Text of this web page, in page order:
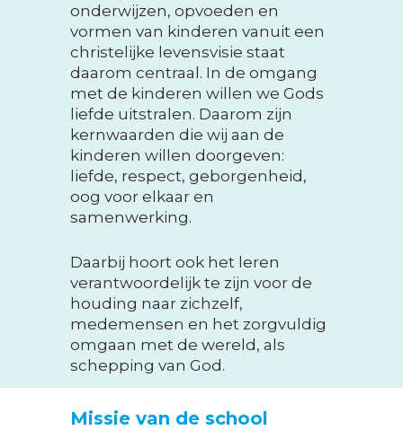
onderwijzen, opvoeden en
vormen van kinderen vanuit een
christelijke levensvisie staat
daarom centraal. In de omgang
met de kinderen willen we Gods
liefde uitstralen. Daarom zijn
kernwaarden die wij aan de
kinderen willen doorgeven:
liefde, respect, geborgenheid,
oog voor elkaar en
samenwerking.
Daarbij hoort ook het leren
verantwoordelijk te zijn voor de
houding naar zichzelf,
medemensen en het zorgvuldig
omgaan met de wereld, als
schepping van God.
Missie van de school